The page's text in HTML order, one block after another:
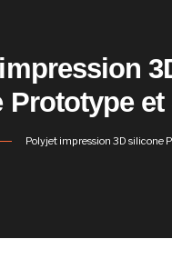
Prototype et
Polyjet impression 3D silicone